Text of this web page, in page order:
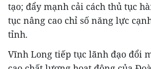
tạo; đẩy mạnh cải cách thủ tục
tục nâng cao chỉ số năng lực
tỉnh.
Vĩnh Long tiếp tục lãnh đạo đổi